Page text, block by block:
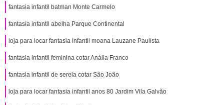
fantasia infantil batman Monte Carmelo
fantasia infantil abelha Parque Continental
loja para locar fantasia infantil moana Lauzane Paulista
fantasia infantil feminina cotar Anália Franco
fantasia infantil de sereia cotar São João
loja para locar fantasia infantil anos 80 Jardim Vila Galvão